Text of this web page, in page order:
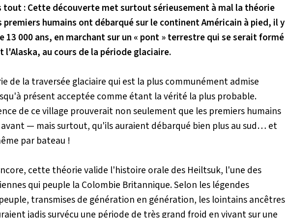
tout : Cette découverte met surtout sérieusement à mal la théorie
premiers humains ont débarqué sur le continent Américain à pied, il y
13 000 ans, en marchant sur un « pont » terrestre qui se serait formé
l'Alaska, au cours de la période glaciaire.
de la traversée glaciaire qui est la plus communément admise
présent acceptée comme étant la vérité la plus probable.
de ce village prouverait non seulement que les premiers humains
— mais surtout, qu'ils auraient débarqué bien plus au sud… et
par bateau !
cette théorie valide l'histoire orale des Heiltsuk, l'une des
qui peuple la Colombie Britannique. Selon les légendes
transmises de génération en génération, les lointains ancêtres
jadis survécu une période de très grand froid en vivant sur une